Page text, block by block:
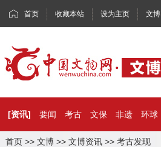
首页 收藏本站 设为主页 文博
[资讯] 要闻 考古 文保 非遗 环球
首页 >> 文博 >> 文博资讯 >> 考古发现